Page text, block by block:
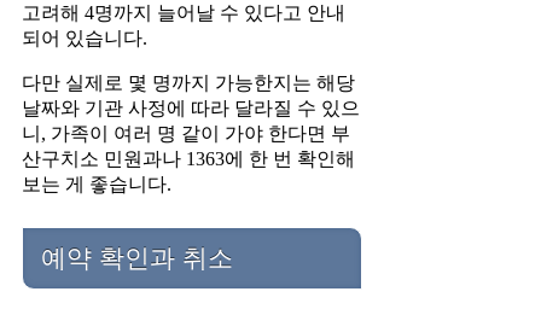
고려해 4명까지 늘어날 수 있다고 안내
되어 있습니다.
다만 실제로 몇 명까지 가능한지는 해당
날짜와 기관 사정에 따라 달라질 수 있으
니, 가족이 여러 명 같이 가야 한다면 부
산구치소 민원과나 1363에 한 번 확인해
보는 게 좋습니다.
예약 확인과 취소